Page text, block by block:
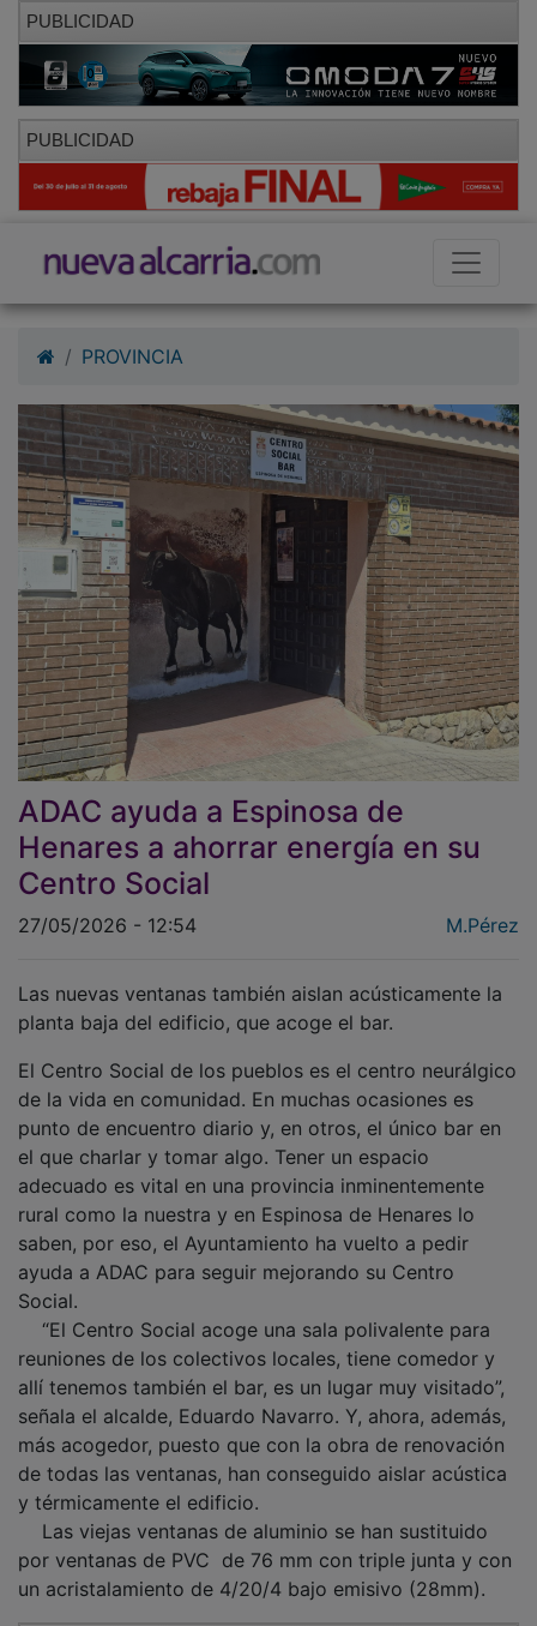
PUBLICIDAD
PUBLICIDAD
ADAC ayuda a Espinosa de
Henares a ahorrar energía en su
Centro Social
planta baja del edificio, que acoge el bar.
de la vida en comunidad. En muchas ocasiones es
punto de encuentro diario y, en otros, el único bar en
el que charlar y tomar algo. Tener un espacio
adecuado es vital en una provincia inminentemente
rural como la nuestra y en Espinosa de Henares lo
saben, por eso, el Ayuntamiento ha vuelto a pedir
ayuda a ADAC para seguir mejorando su Centro
Social.
“El Centro Social acoge una sala polivalente para
reuniones de los colectivos locales, tiene comedor y
allí tenemos también el bar, es un lugar muy visitado”,
señala el alcalde, Eduardo Navarro. Y, ahora, además,
más acogedor, puesto que con la obra de renovación
de todas las ventanas, han conseguido aislar acústica
y térmicamente el edificio.
Las viejas ventanas de aluminio se han sustituido
por ventanas de PVC de 76 mm con triple junta y con
un acristalamiento de 4/20/4 bajo emisivo (28mm).